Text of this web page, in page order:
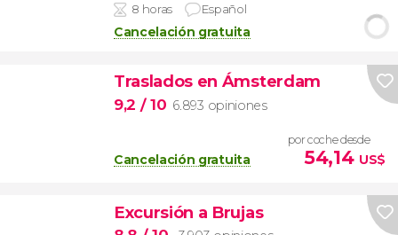
8 horas Español
Cancelación gratuita
Traslados en Ámsterdam
9,2 / 10 6.893 opiniones
Cancelación gratuita
por coche desde
54,14 US$
Excursión a Brujas